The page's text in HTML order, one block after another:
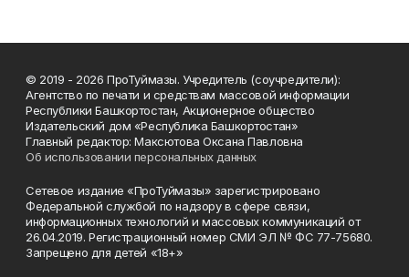
© 2019 - 2026 ПроТуймазы. Учредитель (соучредители):
Агентство по печати и средствам массовой информации
Республики Башкортостан, Акционерное общество
Издательский дом «Республика Башкортостан»
Главный редактор: Максютова Оксана Павловна
Об использовании персональных данных
Сетевое издание «ПроТуймазы» зарегистрировано
Федеральной службой по надзору в сфере связи,
информационных технологий и массовых коммуникаций от
26.04.2019. Регистрационный номер СМИ ЭЛ № ФС 77-75680.
Запрещено для детей «18+»